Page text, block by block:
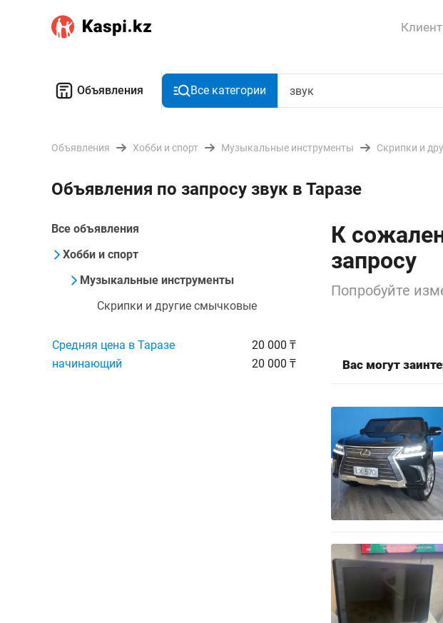
Объявления Все категории
Объявления Хобби и спорт Музыкальные инструменты Скрипки и
Объявления по запросу звук в Таразе
Все объявления
Хобби и спорт
Музыкальные инструменты
Скрипки и другие смычковые
Средняя цена в Таразе
20 000 ₸
начинающий
20 000 ₸
К
запросу
Попробуйте
Вас могут